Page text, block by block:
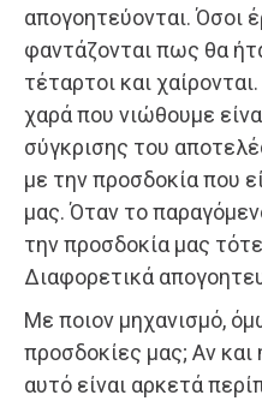
απογοητεύονται. Όσοι
φαντάζονται πως θα
τέταρτοι και
χαρά που νιώθουμε
σύγκρισης του
με την προσδοκία που
μας. Όταν το
την προσδοκία μας
Διαφορετικά
Με ποιον μηχανισμό,
προσδοκίες μας; Αν
αυτό είναι αρκετά